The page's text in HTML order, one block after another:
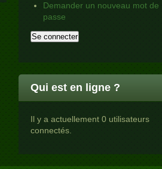
Demander un nouveau mot de
passe
Qui est en ligne ?
Il y a actuellement 0 utilisateurs
connectés.